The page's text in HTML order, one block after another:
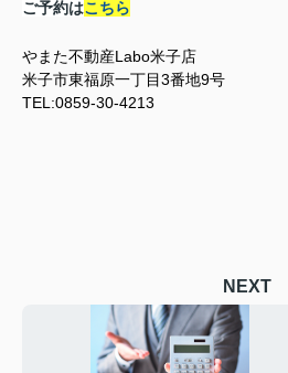
ご予約はこちら
やまた不動産Labo米子店
米子市東福原一丁目3番地9号
TEL:0859-30-4213
NEXT